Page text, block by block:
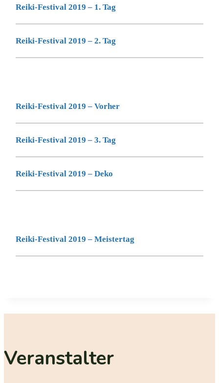
Reiki-Festival 2019 – 1. Tag
Reiki-Festival 2019 – 2. Tag
Reiki-Festival 2019 – Vorher
Reiki-Festival 2019 – 3. Tag
Reiki-Festival 2019 – Deko
Reiki-Festival 2019 – Meistertag
Veranstalter